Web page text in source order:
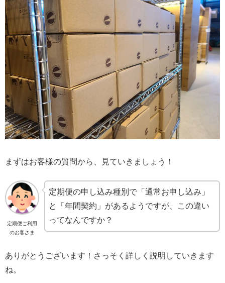
まずはお客様の質問から、見ていきましょう！
定期便ご利用
のお客さま
定期便の申し込み種別で「通常お申し込み」
と「年間契約」があるようですが、この違い
ってなんですか？
ありがとうございます！さっそく詳しく説明していきます
ね。